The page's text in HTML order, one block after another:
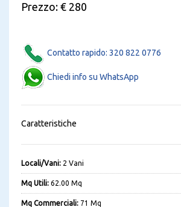
Prezzo: € 280
Contatto rapido: 320 822 0776
Chiedi info su WhatsApp
Caratteristiche
Locali/Vani: 2 Vani
Mq Utili: 62.00 Mq
Mq Commerciali: 71 Mq